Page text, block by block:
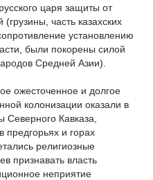
царя защиты от
часть казахских
установлению
были покорены силой
Средней Азии).
ожесточенное и долгое
колонизации оказали в
Северного Кавказа,
и горах
религиозные
признавать власть
неприятие